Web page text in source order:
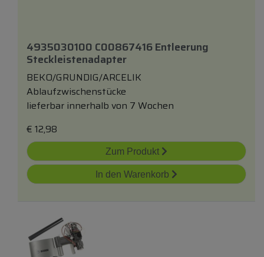
4935030100 C00867416 Entleerung
Steckleistenadapter
BEKO/GRUNDIG/ARCELIK
Ablaufzwischenstücke
lieferbar innerhalb von 7 Wochen
€ 12,98
Zum Produkt
In den Warenkorb